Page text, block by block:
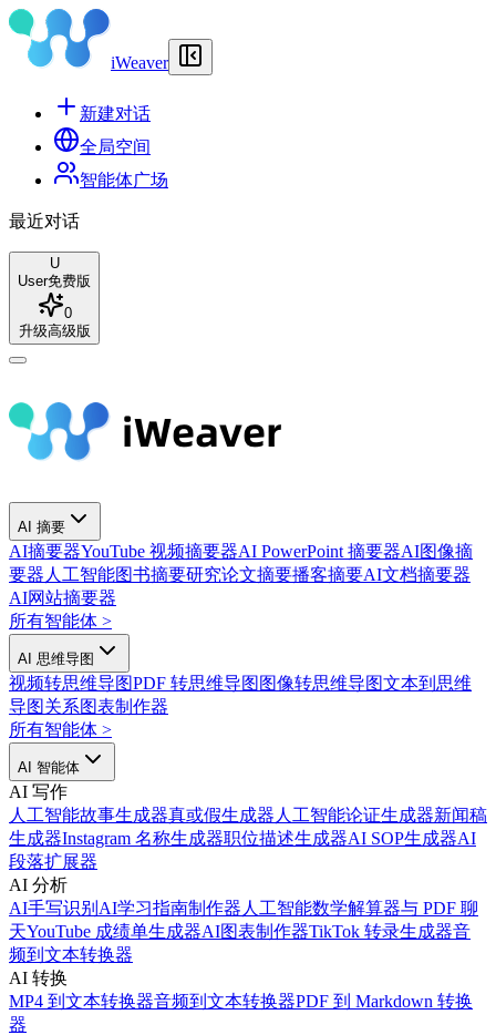
iWeaver
新建对话
全局空间
智能体广场
最近对话
U
User免费版
0
升级高级版
AI 摘要
AI摘要器YouTube 视频摘要器AI PowerPoint 摘要器AI图像摘
要器 人工智能图书摘要研究论文摘要播客摘要AI文档摘要器
AI网站摘要器
所有智能体 >
AI 思维导图
视频转思维导图PDF 转思维导图 图像转思维导图文本到思维
导图关系图表制作器
所有智能体 >
AI 智能体
AI 写作
人工智能故事生成器真或假生成器 人工智能论证生成器新闻稿
生成器Instagram 名称生成器职位描述生成器AI SOP生成器AI
段落扩展器
AI 分析
AI手写识别 AI学习指南制作器 人工智能数学解算器与 PDF 聊
天YouTube 成绩单生成器AI图表制作器TikTok 转录生成器音
频到文本转换器
AI 转换
MP4 到文本转换器音频到文本转换器PDF 到 Markdown 转换
器